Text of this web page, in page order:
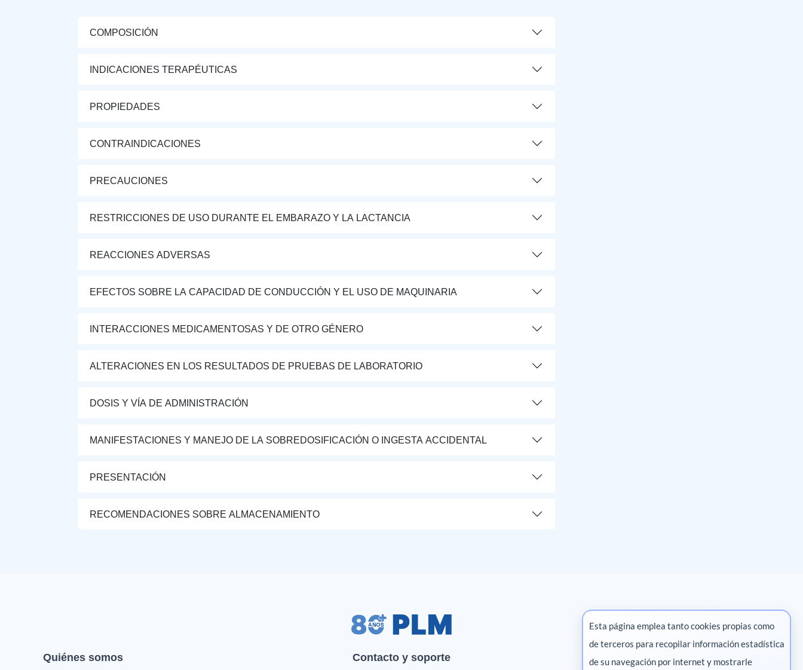
COMPOSICIÓN
INDICACIONES TERAPÉUTICAS
PROPIEDADES
CONTRAINDICACIONES
PRECAUCIONES
RESTRICCIONES DE USO DURANTE EL EMBARAZO Y LA LACTANCIA
REACCIONES ADVERSAS
EFECTOS SOBRE LA CAPACIDAD DE CONDUCCIÓN Y EL USO DE MAQUINARIA
INTERACCIONES MEDICAMENTOSAS Y DE OTRO GÉNERO
ALTERACIONES EN LOS RESULTADOS DE PRUEBAS DE LABORATORIO
DOSIS Y VÍA DE ADMINISTRACIÓN
MANIFESTACIONES Y MANEJO DE LA SOBREDOSIFICACIÓN O INGESTA ACCIDENTAL
PRESENTACIÓN
RECOMENDACIONES SOBRE ALMACENAMIENTO
Quiénes somos Contacto y soporte Marketing digital
Esta página emplea tanto cookies propias como
de terceros para recopilar información estadística
de su navegación por internet y mostrarle